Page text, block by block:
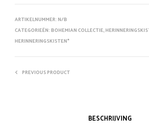
ARTIKELNUMMER:N/B
CATEGORIEËN:BOHEMIAN COLLECTIE,
HERINNERINGSKISTEN*
PREVIOUS PRODUCT
BESCHRIJVING